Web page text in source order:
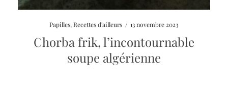
Papilles,Recettes d'ailleurs / 13 novembre 2023
Chorba frik, l’incontournable
soupe algérienne